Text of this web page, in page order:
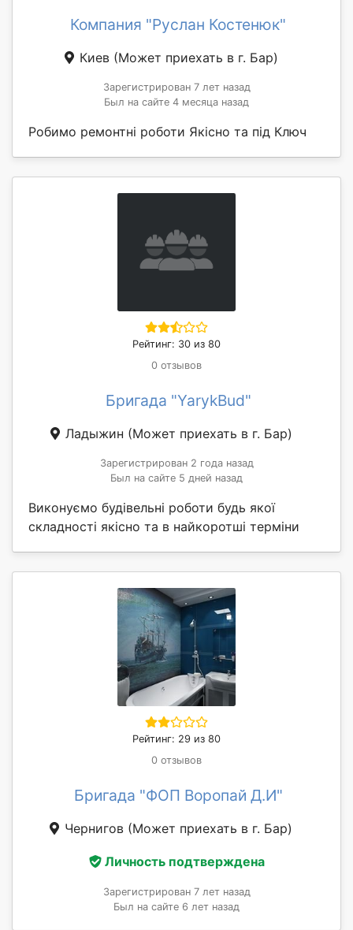
Компания "Руслан Костенюк"
Киев (Может приехать в г. Бар)
Зарегистрирован 7 лет назад
Был на сайте 4 месяца назад
Робимо ремонтні роботи Якісно та під Ключ
Рейтинг: 30 из 80
0 отзывов
Бригада "YarykBud"
Ладыжин (Может приехать в г. Бар)
Зарегистрирован 2 года назад
Был на сайте 5 дней назад
Виконуємо будівельні роботи будь якої
складності якісно та в найкоротші терміни
Рейтинг: 29 из 80
0 отзывов
Бригада "ФОП Воропай Д.И"
Чернигов (Может приехать в г. Бар)
Личность подтверждена
Зарегистрирован 7 лет назад
Был на сайте 6 лет назад